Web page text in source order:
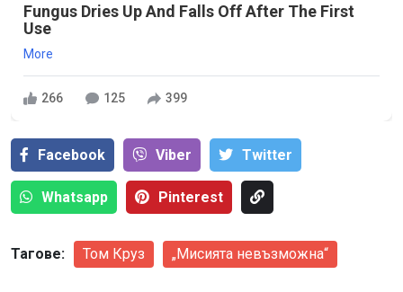
Fungus Dries Up And Falls Off After The First
Use
More
266 125 399
Facebook Viber Тwitter
Whatsapp Pinterest
Тагове: Том Круз „Мисията невъзможна“